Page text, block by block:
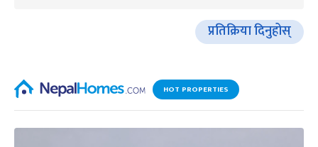
प्रतिक्रिया दिनुहोस्
HOT PROPERTIES